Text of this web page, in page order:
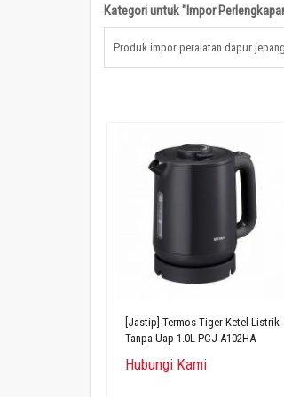
Kategori untuk "Impor
Produk impor peralatan dapur
[Jastip] Termos Tiger Ketel Listrik
Tanpa Uap 1.0L PCJ-A102HA
Hubungi Kami